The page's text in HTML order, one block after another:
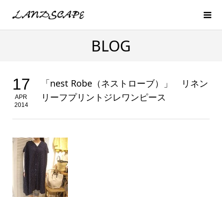
BLOG
17
APR
2014
「nest Robe（ネストローブ）」 リネン
リーフプリントジレワンピース